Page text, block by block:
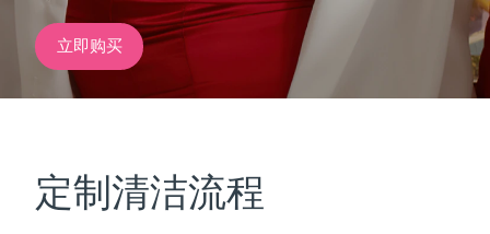
立即购买
定制清洁流程
红光疗法
加拿大
奥地利